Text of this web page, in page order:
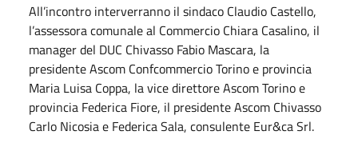
All’incontro interverranno il sindaco Claudio Castello,
l’assessora comunale al Commercio Chiara Casalino, il
manager del DUC Chivasso Fabio Mascara, la
presidente Ascom Confcommercio Torino e provincia
Maria Luisa Coppa, la vice direttore Ascom Torino e
provincia Federica Fiore, il presidente Ascom Chivasso
Carlo Nicosia e Federica Sala, consulente Eur&ca Srl.